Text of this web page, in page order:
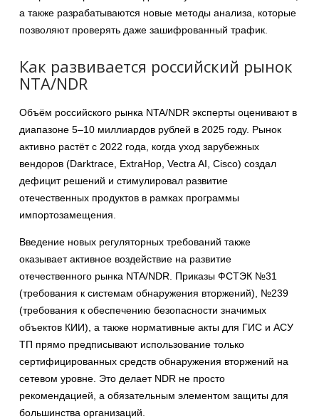
а также разрабатываются новые методы анализа, которые
позволяют проверять даже зашифрованный трафик.
Как развивается российский рынок
NTA/NDR
Объём российского рынка NTA/NDR эксперты оценивают в
диапазоне 5–10 миллиардов рублей в 2025 году. Рынок
активно растёт с 2022 года, когда уход зарубежных
вендоров (Darktrace, ExtraHop, Vectra AI, Cisco) создал
дефицит решений и стимулировал развитие
отечественных продуктов в рамках программы
импортозамещения.
Введение новых регуляторных требований также
оказывает активное воздействие на развитие
отечественного рынка NTA/NDR. Приказы ФСТЭК №31
(требования к системам обнаружения вторжений), №239
(требования к обеспечению безопасности значимых
объектов КИИ), а также нормативные акты для ГИС и АСУ
ТП прямо предписывают использование только
сертифицированных средств обнаружения вторжений на
сетевом уровне. Это делает NDR не просто
рекомендацией, а обязательным элементом защиты для
большинства организаций.